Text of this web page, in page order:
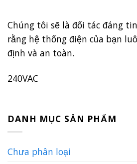
Chúng tôi sẽ là đối tác đáng
rằng hệ thống điện của bạn
định và an toàn.
240VAC
DANH MỤC SẢN PHẨM
Chưa phân loại